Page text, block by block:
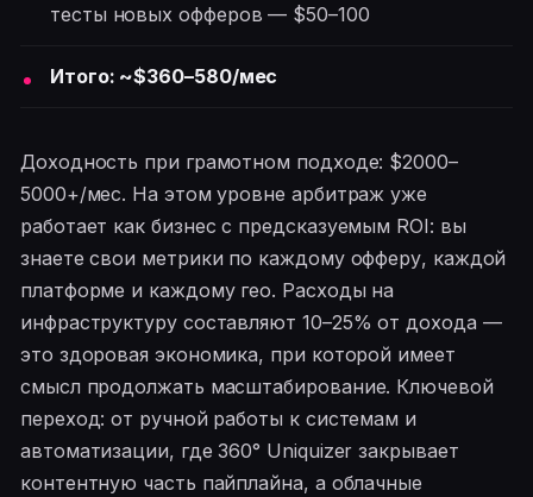
тесты новых офферов — $50–100
Итого: ~$360–580/мес
Доходность при грамотном подходе: $2000–
5000+/мес. На этом уровне арбитраж уже
работает как бизнес с предсказуемым ROI: вы
знаете свои метрики по каждому офферу, каждой
платформе и каждому гео. Расходы на
инфраструктуру составляют 10–25% от дохода —
это здоровая экономика, при которой имеет
смысл продолжать масштабирование. Ключевой
переход: от ручной работы к системам и
автоматизации, где 360° Uniquizer закрывает
контентную часть пайплайна, а облачные